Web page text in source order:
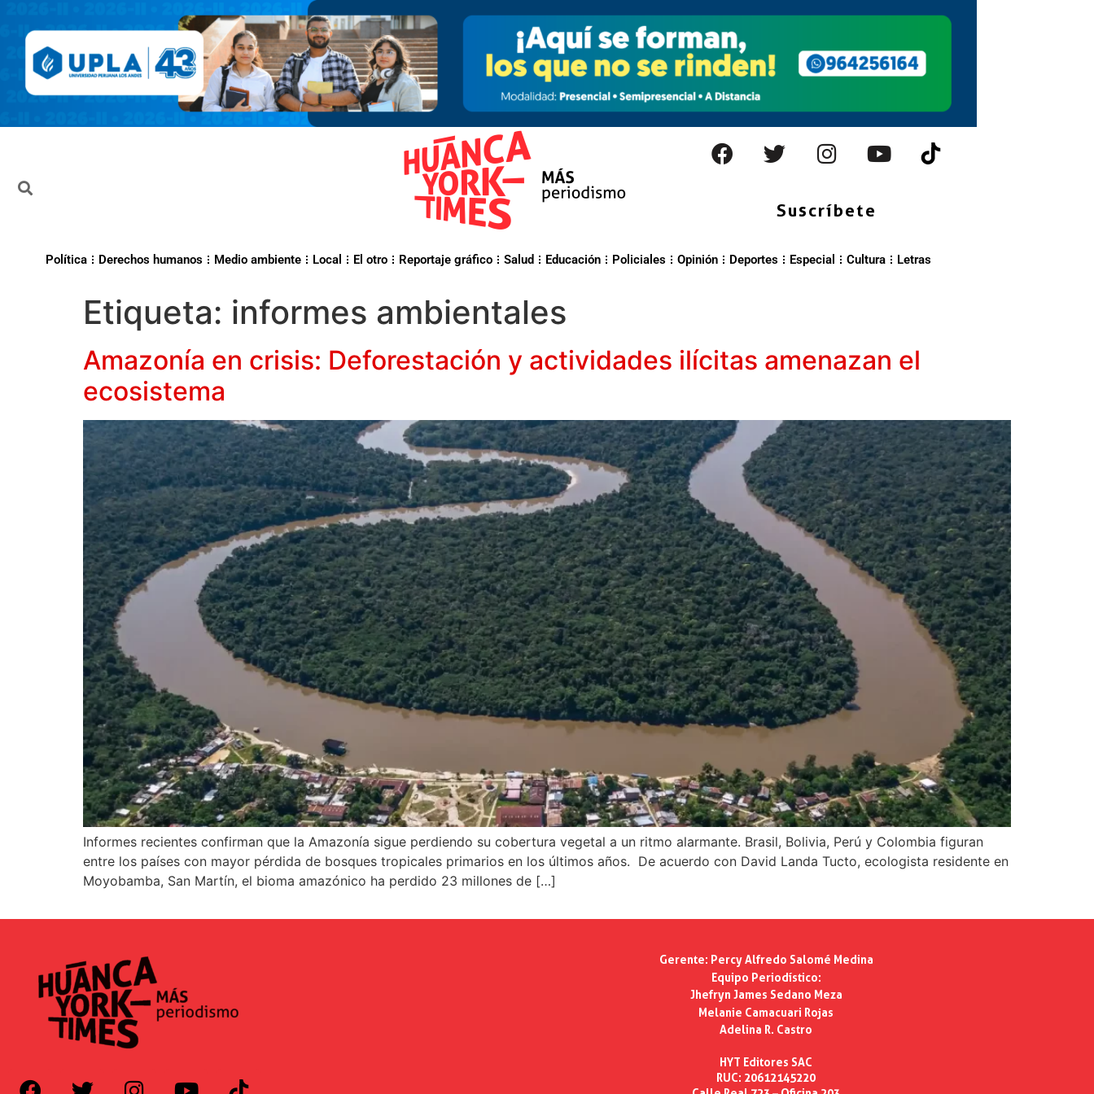
Suscríbete
Política Derechos humanos Medio ambiente Local El otro Reportaje gráfico Salud Educación Policiales Opinión Deportes Especial Cultura Letras
Etiqueta: informes ambientales
Amazonía en crisis: Deforestación y actividades ilícitas amenazan el
ecosistema
Informes recientes confirman que la Amazonía sigue perdiendo su cobertura vegetal a un ritmo alarmante. Brasil, Bolivia, Perú y Colombia figuran
entre los países con mayor pérdida de bosques tropicales primarios en los últimos años. De acuerdo con David Landa Tucto, ecologista residente en
Moyobamba, San Martín, el bioma amazónico ha perdido 23 millones de […]
Gerente: Percy Alfredo Salomé Medina
Equipo Periodístico:
Jhefryn James Sedano Meza
Melanie Camacuari Rojas
Adelina R. Castro
HYT Editores SAC
RUC: 20612145220